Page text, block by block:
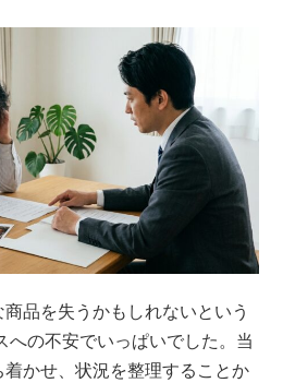
品を失うかもしれないという
への不安でいっぱいでした。当
かせ、状況を整理することか